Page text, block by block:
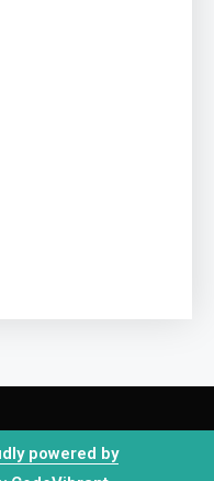
powered by